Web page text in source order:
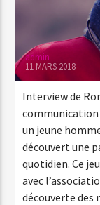
admin
11 MARS 2018
Interview de
communication
un jeune
découvert une
quotidien. Ce
avec
découverte des